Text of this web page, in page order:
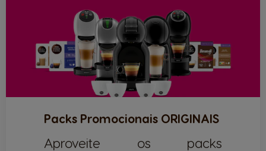
Packs Promocionais ORIGINAIS
Aproveite os packs